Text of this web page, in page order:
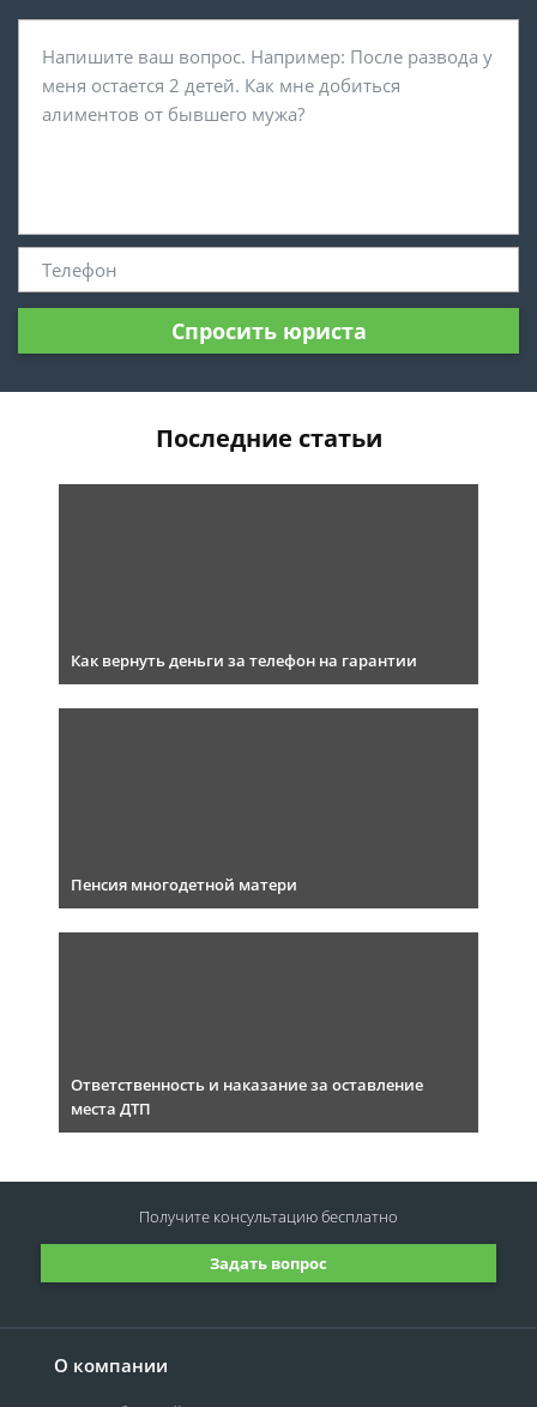
Спросить юриста
Последние статьи
Как вернуть деньги за телефон на гарантии
Пенсия многодетной матери
Ответственность и наказание за оставление
места ДТП
О компании
Задать вопрос
Получите консультациюбесплатно